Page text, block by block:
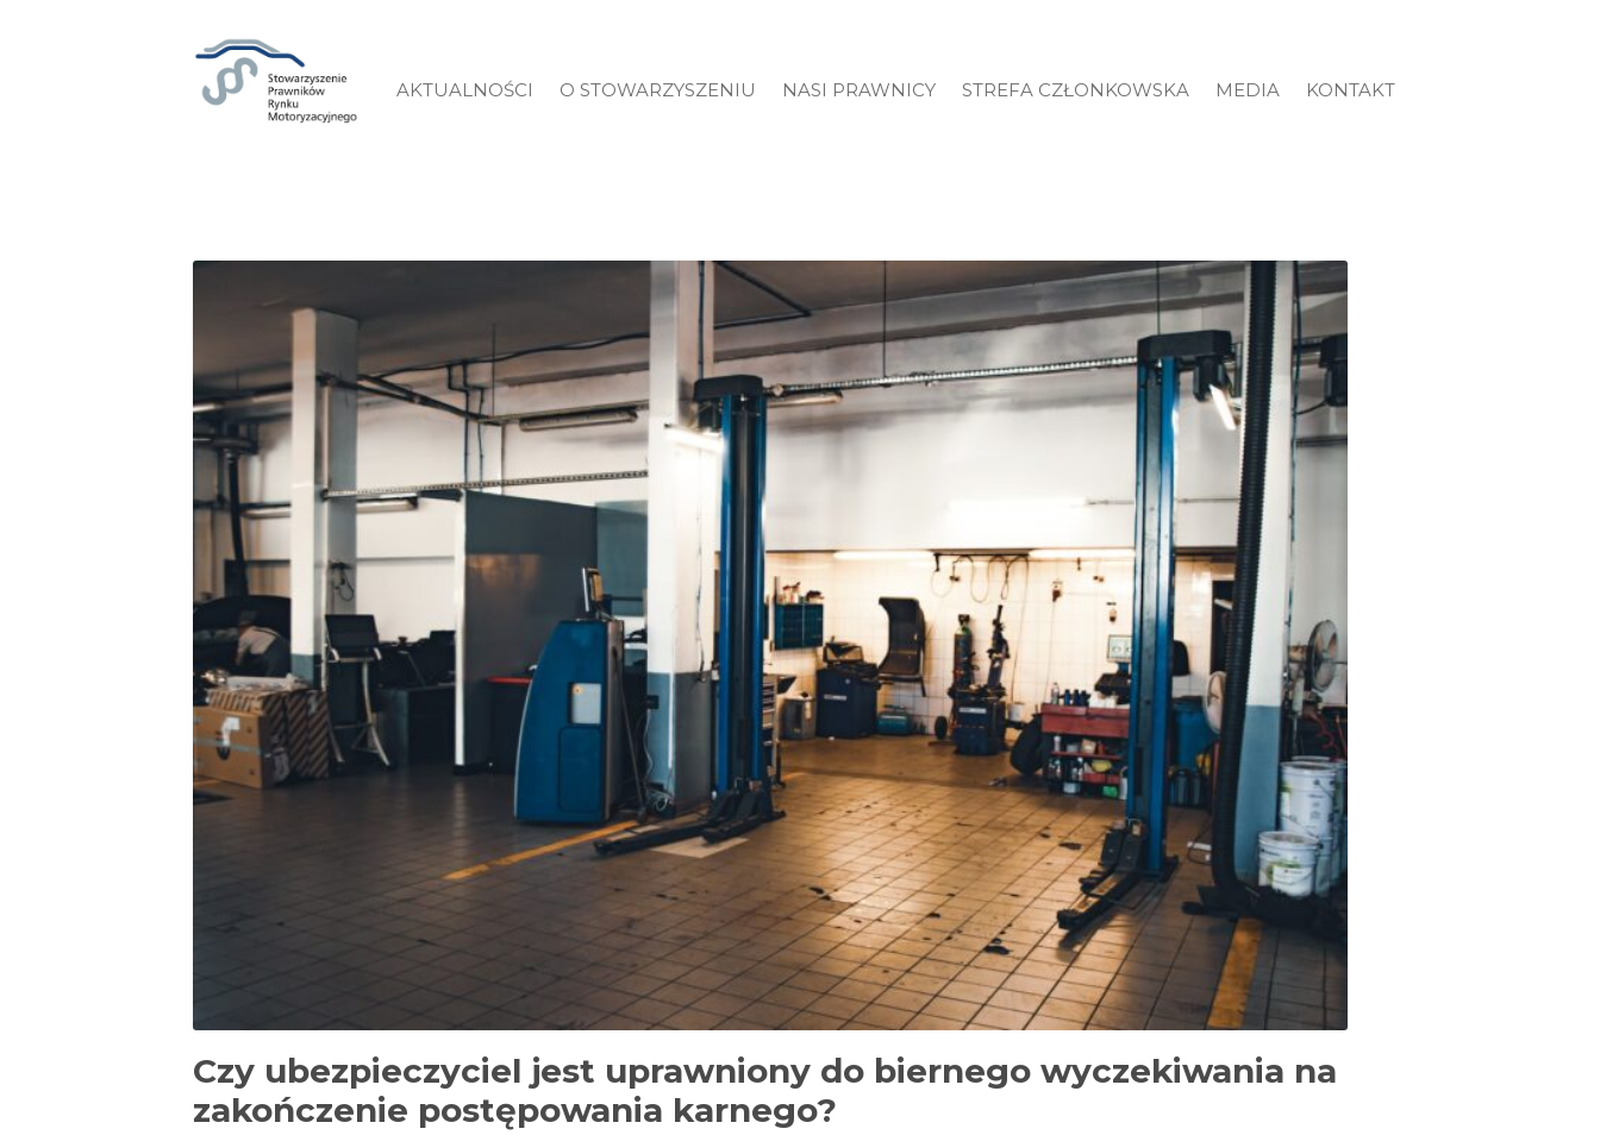
AKTUALNOŚCI O STOWARZYSZENIU NASI PRAWNICY STREFA CZŁONKOWSKA MEDIA KONTAKT
Czy ubezpieczyciel jest uprawniony do biernego wyczekiwania na
zakończenie postępowania karnego?